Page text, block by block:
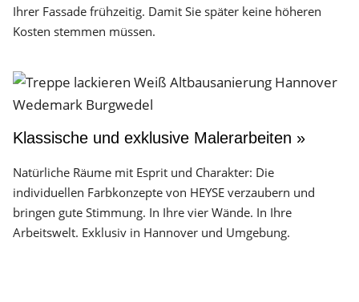
Ihrer Fassade frühzeitig. Damit Sie später keine höheren
Kosten stemmen müssen.
Klassische und exklusive Malerarbeiten »
Natürliche Räume mit Esprit und Charakter: Die
individuellen Farbkonzepte von HEYSE verzaubern und
bringen gute Stimmung. In Ihre vier Wände. In Ihre
Arbeitswelt. Exklusiv in Hannover und Umgebung.